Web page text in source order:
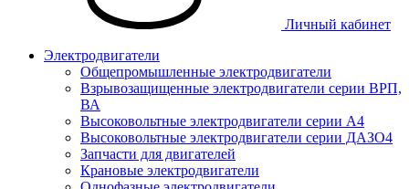
Личный кабинет
Электродвигатели
Общепромышленные электродвигатели
Взрывозащищенные электродвигатели серии ВРП,
ВА
Высоковольтные электродвигатели серии А4
Высоковольтные электродвигатели серии ДАЗО4
Запчасти для двигателей
Крановые электродвигатели